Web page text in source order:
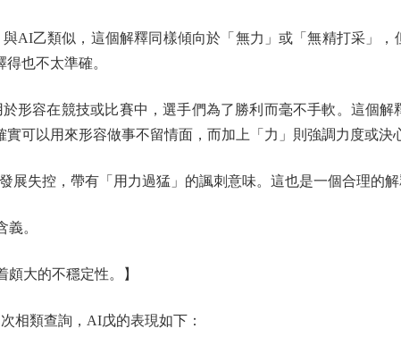
乙類似，這個解釋同樣傾向於「無力」或「無精打采」，
也不太準確。
容在競技或比賽中，選手們為了勝利而毫不手軟。這個解
可以用來形容做事不留情面，而加上「力」則強調力度或決
失控，帶有「用力過猛」的諷刺意味。這也是一個合理的解
。
大的不穩定性。】
類查詢，AI戊的表現如下：